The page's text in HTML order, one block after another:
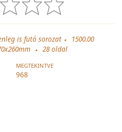
is futó sorozat
1500.00
28oldal
MEGTEKINTVE
968